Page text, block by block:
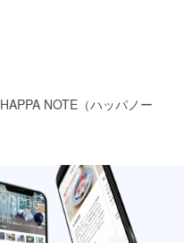
NOTE（ハッパノー